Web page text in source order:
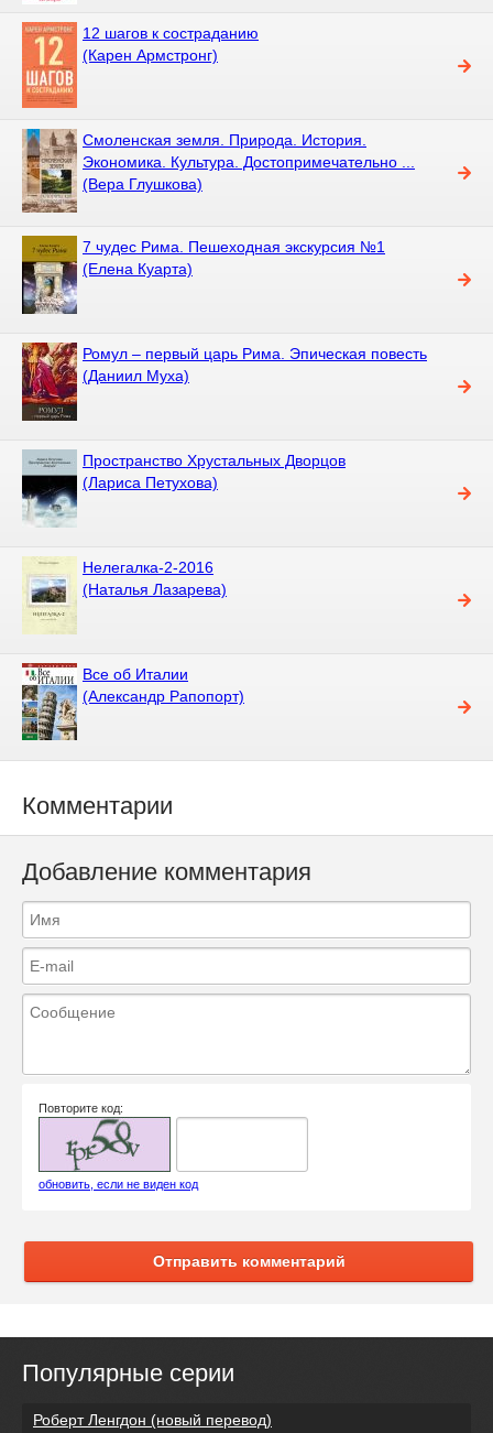
12 шагов к состраданию
(Карен Армстронг)
Смоленская земля. Природа. История.
Экономика. Культура. Достопримечательно ...
(Вера Глушкова)
7 чудес Рима. Пешеходная экскурсия №1
(Елена Куарта)
Ромул – первый царь Рима. Эпическая повесть
(Даниил Муха)
Пространство Хрустальных Дворцов
(Лариса Петухова)
Нелегалка-2-2016
(Наталья Лазарева)
Все об Италии
(Александр Рапопорт)
Комментарии
Добавление комментария
Повторите код:
обновить, если не виден код
Отправить комментарий
Популярные серии
Роберт Ленгдон (новый перевод)